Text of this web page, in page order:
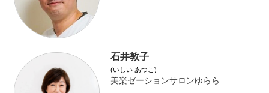
石井敦子
(いしい あつこ)
美楽ゼーションサロンゆらら